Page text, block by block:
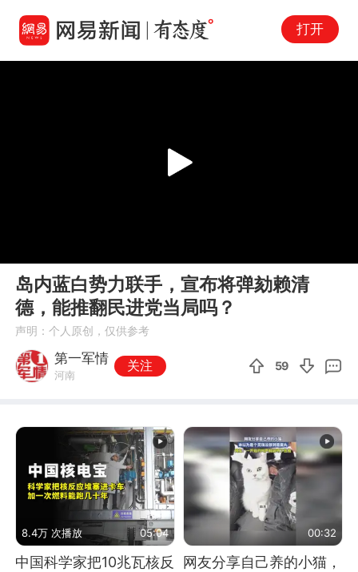
打开
Play
岛内蓝白势力联手，宣布将弹劾赖清
德，能推翻民进党当局吗？
声明：个人原创，仅供参考
第一军情
河南
关注 59
8.4万 次播放 05:04
中国科学家把10兆瓦核反
00:32
网友分享自己养的小猫，